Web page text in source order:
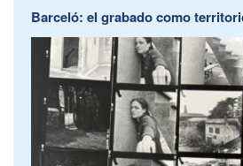
Barceló: el grabado como